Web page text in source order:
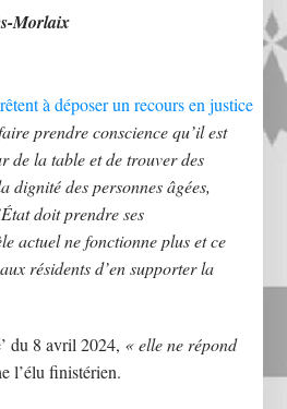
Morlaix
à déposer un recours en justice
prendre conscience qu’il est
de la table et de trouver des
dignité des personnes âgées,
doit prendre ses
actuel ne fonctionne plus et ce
résidents d’en supporter la
du 8 avril 2024, « elle ne répond
l’élu finistérien.